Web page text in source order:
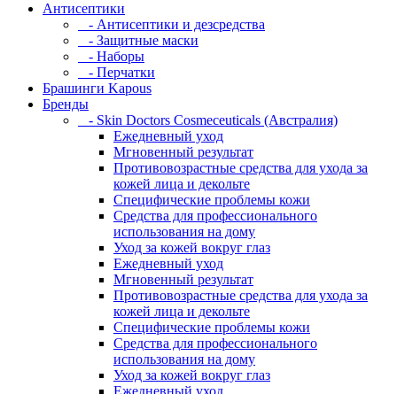
Антисептики
- Антисептики и дезсредства
- Защитные маски
- Наборы
- Перчатки
Брашинги Kapous
Бренды
- Skin Doctors Cosmeceuticals (Австралия)
Ежедневный уход
Мгновенный результат
Противовозрастные средства для ухода за
кожей лица и декольте
Специфические проблемы кожи
Средства для профессионального
использования на дому
Уход за кожей вокруг глаз
Ежедневный уход
Мгновенный результат
Противовозрастные средства для ухода за
кожей лица и декольте
Специфические проблемы кожи
Средства для профессионального
использования на дому
Уход за кожей вокруг глаз
Ежедневный уход